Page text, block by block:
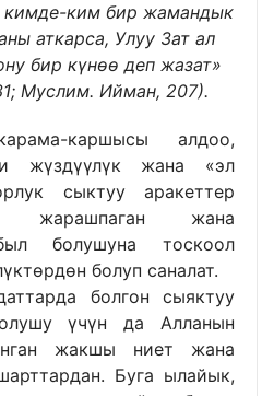
кимде-ким бир жамандык
аткарса, Улуу Зат ал
бир күнөө деп жазат»
Муслим. Ийман, 207).
каршысы алдоо,
жүздүүлүк жана «эл
сыктуу аракеттер
жарашпаган жана
болушуна тоскоол
болуп саналат.
болгон сыяктуу
үчүн да Алланын
жакшы ниет жана
Буга ылайык,